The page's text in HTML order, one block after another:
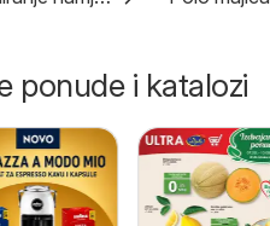
ponude i katalozi